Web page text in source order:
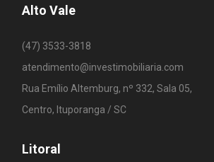
Alto Vale
(47) 3533-3818
atendimento@investimobiliaria.com
Rua Emílio Altemburg, nº 332, Sala 05,
Centro, Ituporanga / SC
Litoral